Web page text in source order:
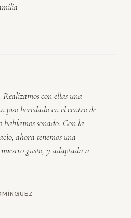
Realizamos con ellas una
piso heredado en el centro de
habíamos soñado. Con la
ahora tenemos una
gusto, y adaptada a